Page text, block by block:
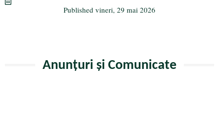
Published vineri, 29 mai 2026
Anunțuri și Comunicate